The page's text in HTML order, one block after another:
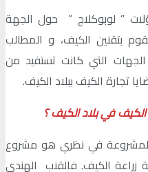
” لوبوكلاج ” حول الجهة
بتقنين الكيف، و المطالب
الجهات التي كانت تستفيد من
تجارة الكيف ببلاد الكيف.
في بلاد الكيف ؟
المشروعة في نظري هو مشروع
الكيف. فالقنب الهندي